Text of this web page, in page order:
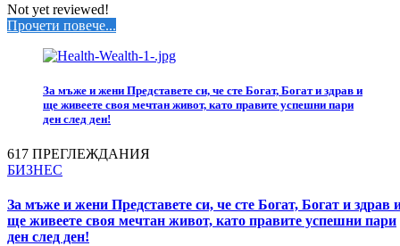
Not yet reviewed!
Прочети повече...
За мъже и жени Представете си, че сте Богат, Богат и здрав и
ще живеете своя мечтан живот, като правите успешни пари
ден след ден!
617 ПРЕГЛЕЖДАНИЯ
БИЗНЕС
За мъже и жени Представете си, че сте Богат, Богат и здрав
ще живеете своя мечтан живот, като правите успешни пари
ден след ден!